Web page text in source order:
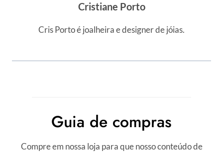
Cristiane Porto
Cris Porto é joalheira e designer de jóias.
Guia de compras
Compre em nossa loja para que nosso conteúdo de